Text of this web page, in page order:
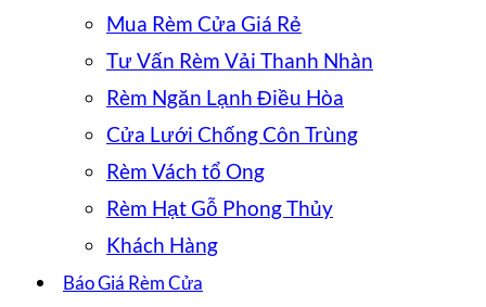
Mua Rèm Cửa Giá Rẻ
Tư Vấn Rèm Vải Thanh Nhàn
Rèm Ngăn Lạnh Điều Hòa
Cửa Lưới Chống Côn Trùng
Rèm Vách tổ Ong
Rèm Hạt Gỗ Phong Thủy
Khách Hàng
Báo Giá Rèm Cửa